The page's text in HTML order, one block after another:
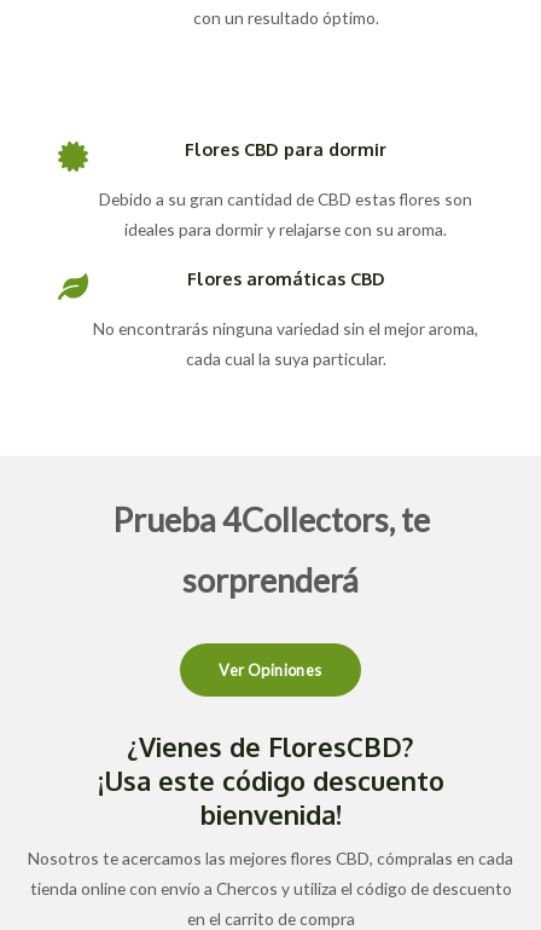
con un resultado óptimo.
Flores CBD para dormir
Debido a su gran cantidad de CBD estas flores son
ideales para dormir y relajarse con su aroma.
Flores aromáticas CBD
No encontrarás ninguna variedad sin el mejor aroma,
cada cual la suya particular.
Prueba 4Collectors, te
sorprenderá
Ver Opiniones
¿Vienes de FloresCBD?
¡Usa este código descuento
bienvenida!
Nosotros te acercamos las mejores flores CBD, cómpralas en cada
tienda online con envío a Chercos y utiliza el código de descuento
en el carrito de compra